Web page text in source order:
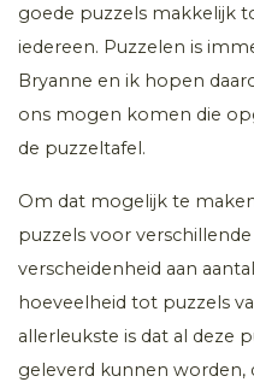
goede puzzels makkelijk
iedereen. Puzzelen is
Bryanne en ik hopen
ons mogen komen die
de puzzeltafel.
Om dat mogelijk te
puzzels voor
verscheidenheid aan
hoeveelheid tot puzzels
allerleukste is dat al deze
geleverd kunnen worden,